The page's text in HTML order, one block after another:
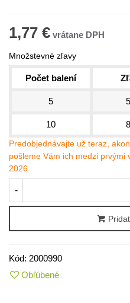
1,77 €
Množstevné zľavy
Počet balení
5
10
Predobjednávajte už teraz,
pošleme Vám ich medzi prvými
2026
-
Kód: 2000990
Obľúbené